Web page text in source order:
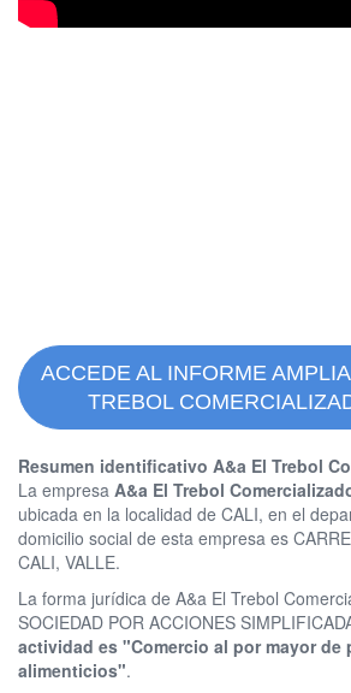
ACCEDE AL INFORME
TREBOL
Resumen identificativo A&a El Trebol
La empresa A&a El Trebol
ubicada en la localidad de CALI, en el
domicilio social de esta empresa es
CALI, VALLE.
La forma jurídica de A&a El Trebol
SOCIEDAD POR ACCIONES
actividad es "Comercio al por mayor de
alimenticios".